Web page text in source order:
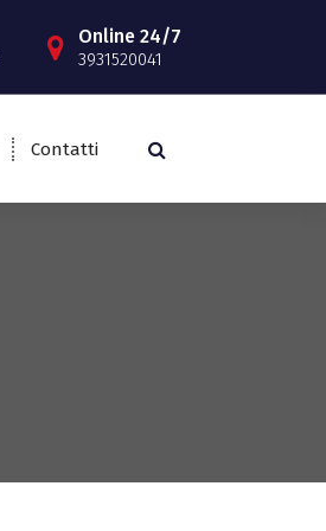
Online 24/7
3931520041
Contatti